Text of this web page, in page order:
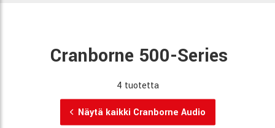
Cranborne 500-Series
4 tuotetta
Näytä kaikki Cranborne Audio